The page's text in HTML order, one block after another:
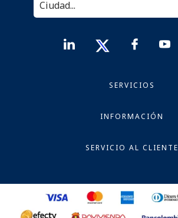
SERVICIOS
INFORMACIÓN
SERVICIO AL CLIENTE